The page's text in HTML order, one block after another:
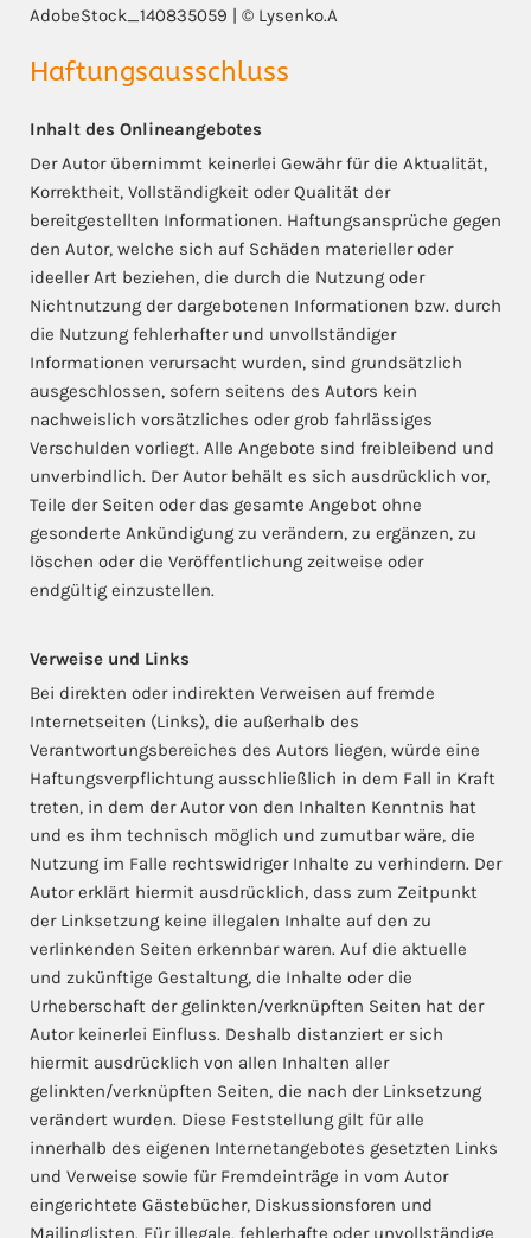
AdobeStock_140835059 | © Lysenko.A
Haftungsausschluss
Inhalt des Onlineangebotes
Der Autor übernimmt keinerlei Gewähr für die Aktualität,
Korrektheit, Vollständigkeit oder Qualität der
bereitgestellten Informationen. Haftungsansprüche gegen
den Autor, welche sich auf Schäden materieller oder
ideeller Art beziehen, die durch die Nutzung oder
Nichtnutzung der dargebotenen Informationen bzw. durch
die Nutzung fehlerhafter und unvollständiger
Informationen verursacht wurden, sind grundsätzlich
ausgeschlossen, sofern seitens des Autors kein
nachweislich vorsätzliches oder grob fahrlässiges
Verschulden vorliegt. Alle Angebote sind freibleibend und
unverbindlich. Der Autor behält es sich ausdrücklich vor,
Teile der Seiten oder das gesamte Angebot ohne
gesonderte Ankündigung zu verändern, zu ergänzen, zu
löschen oder die Veröffentlichung zeitweise oder
endgültig einzustellen.
Verweise und Links
Bei direkten oder indirekten Verweisen auf fremde
Internetseiten (Links), die außerhalb des
Verantwortungsbereiches des Autors liegen, würde eine
Haftungsverpflichtung ausschließlich in dem Fall in Kraft
treten, in dem der Autor von den Inhalten Kenntnis hat
und es ihm technisch möglich und zumutbar wäre, die
Nutzung im Falle rechtswidriger Inhalte zu verhindern. Der
Autor erklärt hiermit ausdrücklich, dass zum Zeitpunkt
der Linksetzung keine illegalen Inhalte auf den zu
verlinkenden Seiten erkennbar waren. Auf die aktuelle
und zukünftige Gestaltung, die Inhalte oder die
Urheberschaft der gelinkten/verknüpften Seiten hat der
Autor keinerlei Einfluss. Deshalb distanziert er sich
hiermit ausdrücklich von allen Inhalten aller
gelinkten/verknüpften Seiten, die nach der Linksetzung
verändert wurden. Diese Feststellung gilt für alle
innerhalb des eigenen Internetangebotes gesetzten Links
und Verweise sowie für Fremdeinträge in vom Autor
eingerichtete Gästebücher, Diskussionsforen und